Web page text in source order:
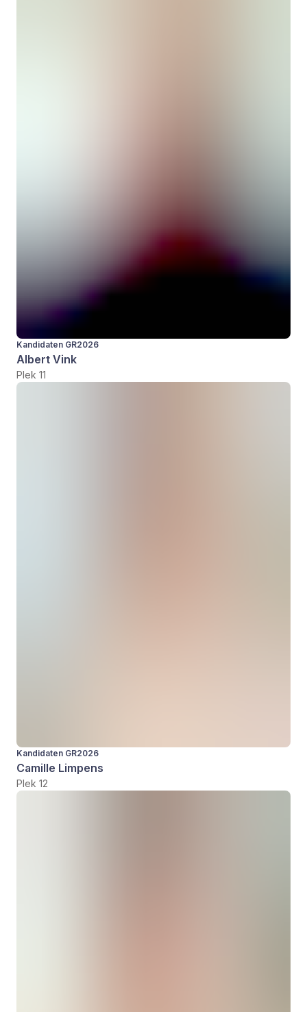
Kandidaten GR2026
Albert Vink
Plek 11
Kandidaten GR2026
Camille Limpens
Plek 12